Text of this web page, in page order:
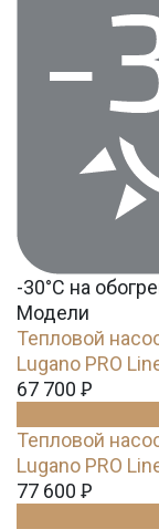
-30°С на
Модели
Тепловой
Lugano PRO
67 700 Ꝑ
Тепловой
Lugano PRO
77 600 Ꝑ